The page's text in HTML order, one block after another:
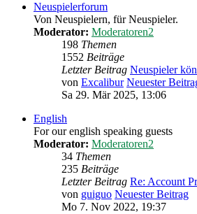
Neuspielerforum
Von Neuspielern, für Neuspieler.
Moderator: Moderatoren2
198 Themen
1552 Beiträge
Letzter Beitrag Neuspieler
von Excalibur Neuester
Sa 29. Mär 2025, 13:06
English
For our english speaking guests
Moderator: Moderatoren2
34 Themen
235 Beiträge
Letzter Beitrag Re: Account
von guiguo Neuester Beitrag
Mo 7. Nov 2022, 19:37